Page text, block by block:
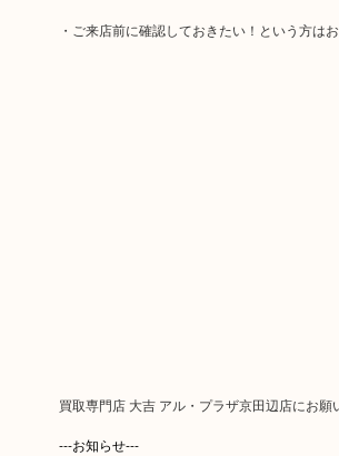
・ご来店前に確認しておきたい！という方は
買取専門店 大吉 アル・プラザ京田辺店にお
---お知らせ---